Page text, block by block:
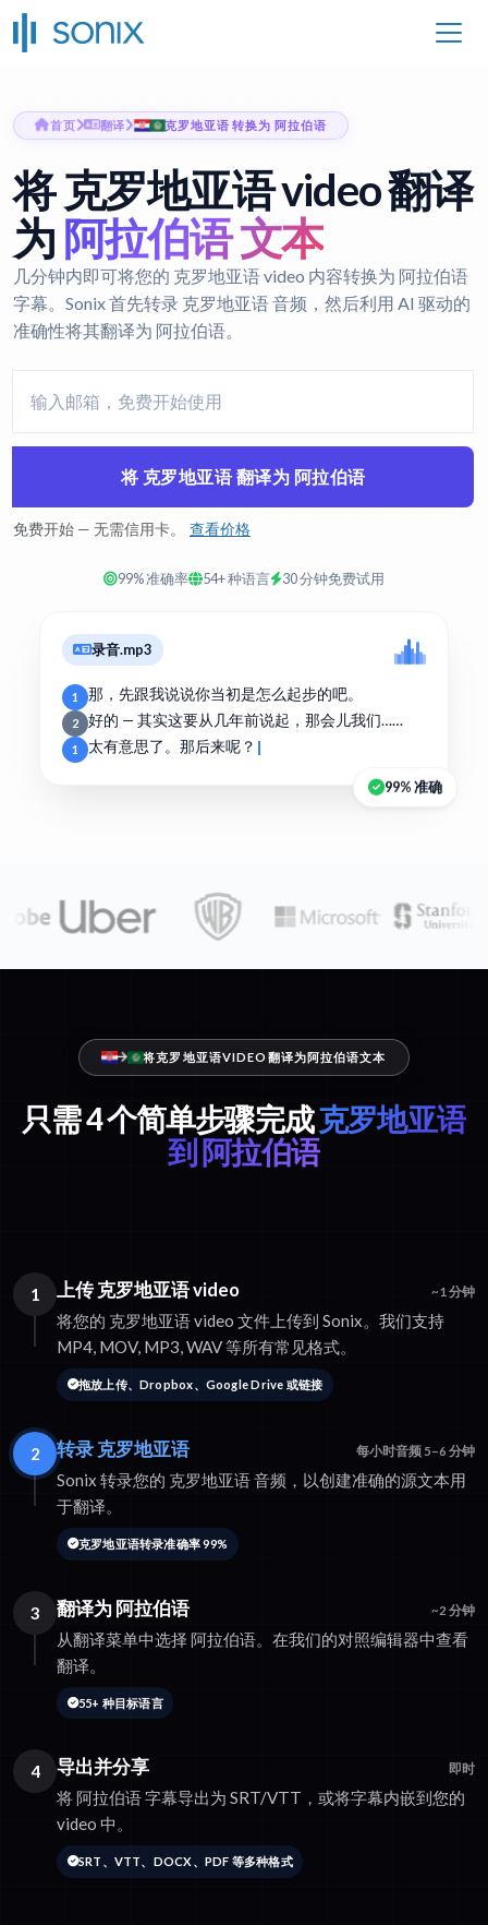
首页 翻译 克罗地亚语 转换为 阿拉伯语
将 克罗地亚语 video 翻译
为 阿拉伯语 文本
几分钟内即可将您的 克罗地亚语 video 内容转换为 阿拉伯语
字幕。Sonix 首先转录 克罗地亚语 音频，然后利用 AI 驱动的
准确性将其翻译为 阿拉伯语。
将 克罗地亚语 翻译为 阿拉伯语
免费开始 — 无需信用卡。 查看价格
99% 准确率 54+ 种语言 30 分钟免费试用
录音.mp3
1 那，先跟我说说你当初是怎么起步的吧。
2 好的 — 其实这要从几年前说起，那会儿我们……
1 太有意思了。那后来呢？
99% 准确
将克罗地亚语VIDEO翻译为阿拉伯语文本
只需 4 个简单步骤完成克罗地亚语
到 阿拉伯语
1 上传 克罗地亚语 video ~1 分钟
将您的 克罗地亚语 video 文件上传到 Sonix。我们支持
MP4, MOV, MP3, WAV 等所有常见格式。
拖放上传、Dropbox、Google Drive 或链接
2 转录 克罗地亚语 每小时音频 5–6 分钟
Sonix 转录您的 克罗地亚语 音频，以创建准确的源文本用
于翻译。
克罗地亚语转录准确率 99%
3 翻译为 阿拉伯语 ~2 分钟
从翻译菜单中选择 阿拉伯语。在我们的对照编辑器中查看
翻译。
55+ 种目标语言
4 导出并分享 即时
将 阿拉伯语 字幕导出为 SRT/VTT，或将字幕内嵌到您的
video 中。
SRT、VTT、DOCX、PDF 等多种格式